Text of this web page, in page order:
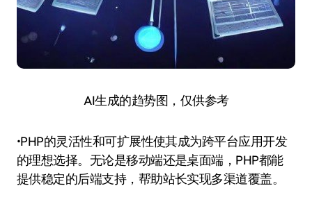
AI生成的趋势图，仅供参考
•PHP的灵活性和可扩展性使其成为跨平台应用开发
的理想选择。无论是移动端还是桌面端，PHP都能
提供稳定的后端支持，帮助站长实现多渠道覆盖。